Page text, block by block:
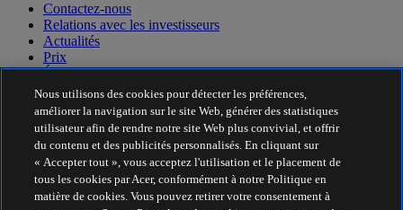
Contactez-nous
Relations avec les investisseurs
Actualités
Prix
Événements
Développement durable
Développement durable
Responsabilité sociale de l'entreprise
Empreinte carbone du produit
Project Humanity
Nous utilisons des cookies pour détecter les préférences,
améliorer la navigation sur le site Web, générer des statistiques
utilisateur afin de rendre notre site Web plus convivial, et offrir
du contenu et des publicités personnalisés. En cliquant sur
« Accepter tout », vous acceptez l'utilisation et le placement de
tous les cookies par Acer, conformément à notre Politique en
matière de cookies. Vous pouvez retirer votre consentement à